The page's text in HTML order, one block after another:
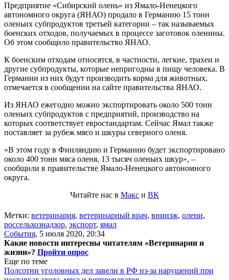
Предприятие «Сибирский олень» из Ямало-Ненецкого
автономного округа (ЯНАО) продало в Германию 15 тонн
оленьих субпродуктов третьей категории – так называемых
боенских отходов, получаемых в процессе заготовок оленины.
Об этом сообщило правительство ЯНАО.
К боенским отходам относятся, в частности, легкие, трахеи и
другие субпродукты, которые непригодны в пищу человека. В
Германии из них будут производить корма для животных,
отмечается в сообщении на сайте правительства ЯНАО.
Из ЯНАО ежегодно можно экспортировать около 500 тонн
оленьих субпродуктов с предприятий, производство на
которых соответствует евростандартам. Сейчас Ямал также
поставляет за рубеж мясо и шкуры северного оленя.
«В этом году в Финляндию и Германию будет экспортировано
около 400 тонн мяса оленя, 13 тысяч оленьих шкур», –
сообщили в правительстве Ямало-Ненецкого автономного
округа.
Читайте нас в Макс и ВК
Метки: ветеринария, ветеринарный врач, вниизж, олени,
россельхознадзор, экспорт, ямал
События, 5 июля 2020, 20:34
Какие новости интересны читателям «Ветеринарии и
жизни»? Пройти опрос
Еще по теме
Полсотни уголовных дел завели в РФ из-за нарушений при